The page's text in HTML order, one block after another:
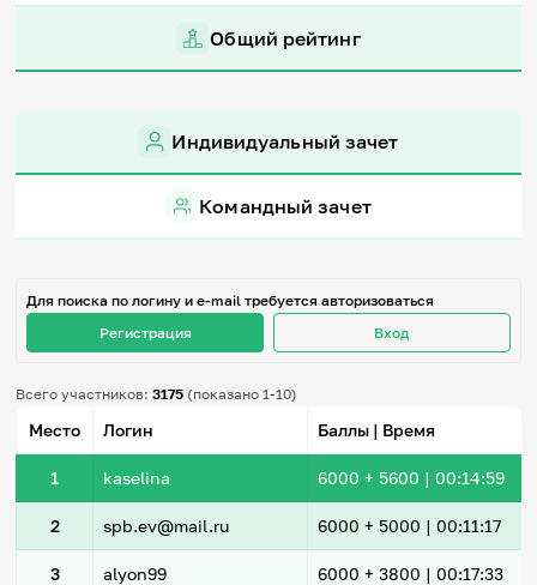
Игры и тренажеры
Игра «Знания»
Настолка
Стихи
Школа наставников
Секреты кода
English
Регистрация Вход
Задать вопрос
Общий рейтинг
Индивидуальный зачет
Командный зачет
Для поиска по логину и e-mail требуется авторизоваться
Регистрация
Вход
Всего участников:3175 (показано 1-10)
Место Логин Баллы | Время
1 kaselina 6000 + 5600 | 00:14:59
2 spb.ev@mail.ru 6000 + 5000 | 00:11:17
3 alyon99 6000 + 3800 | 00:17:33